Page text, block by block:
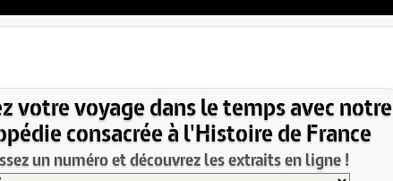
votre voyage dans le temps avec notre
consacrée à l'Histoire de France
un numéro et découvrez les extraits en ligne !